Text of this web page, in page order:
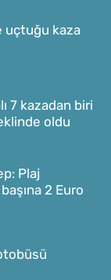
uçtuğu kaza
7 kazadan biri
oldu
Plaj
2 Euro